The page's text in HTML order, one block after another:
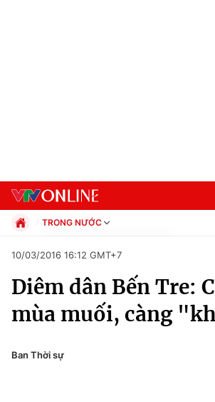
Chuyên mục
Chính trị
TRONG NƯỚC
Xã hội
Pháp luật
Thể thao
Văn hóa - Giải trí
10/03/2016 16:12 GMT+7
Diêm dân Bến Tre:
mùa muối, càng
Ban Thời sự